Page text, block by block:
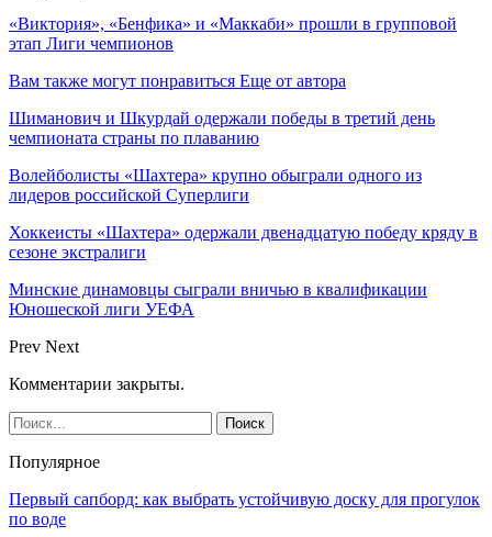
«Виктория», «Бенфика» и «Маккаби» прошли в групповой
этап Лиги чемпионов
Вам также могут понравиться Еще от автора
Шиманович и Шкурдай одержали победы в третий день
чемпионата страны по плаванию
Волейболисты «Шахтера» крупно обыграли одного из
лидеров российской Суперлиги
Хоккеисты «Шахтера» одержали двенадцатую победу кряду в
сезоне экстралиги
Минские динамовцы сыграли вничью в квалификации
Юношеской лиги УЕФА
Prev Next
Комментарии закрыты.
Популярное
Первый сапборд: как выбрать устойчивую доску для прогулок
по воде